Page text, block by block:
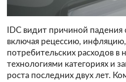
IDC видит причиной падения
включая рецессию,
потребительских расходов в
технологиями категориях и
роста последних двух лет.